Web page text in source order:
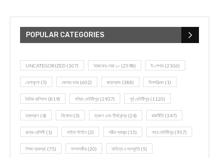
POPULAR CATEGORIES
UNCATEGORIZED (107) আজকের সেরা ১০ (2598) ই-পেপার (2106)
খেলাধূলো (5) জেলার খবর (602) ঝাড়গ্রাম (388) দিনপঞ্জিকা (1)
দৈনিক রাশিফল (819) পশ্চিম মেদিনীপুর (2937) পূর্ব মেদিনীপুর (1120)
বন্যপ্রাণ (4) বিনোদন(3) ভ্রমণ এবং তীর্থকেন্দ্র (24) রাজনীতি(347)
রান্না-রেসিপী (1) লাইফ স্টাইল (2) শরীর স্বাস্থ্য (15) শহর মেদিনীপুর (917)
শিক্ষা ব্যবস্থা (75) সম্পাদকীয় (20) সাহিত্য ও সংস্কৃতি(5)